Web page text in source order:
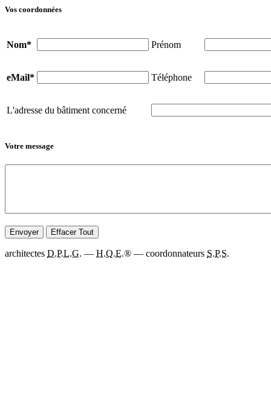
Vos coordonnées
Nom* Prénom
eMail* Téléphone
L'adresse du bâtiment concerné
Votre message
architectes D.P.L.G. — H.Q.E.® — coordonnateurs S.P.S.